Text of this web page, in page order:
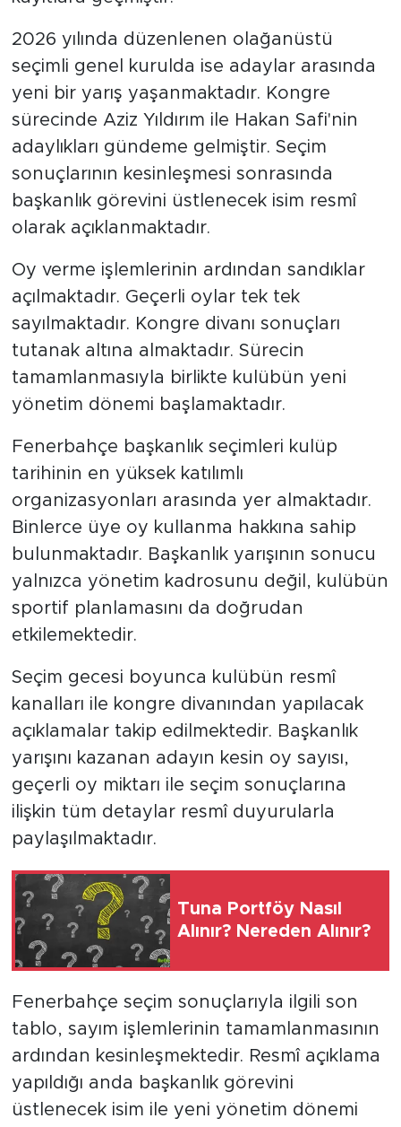
2026 yılında düzenlenen olağanüstü
seçimli genel kurulda ise adaylar arasında
yeni bir yarış yaşanmaktadır. Kongre
sürecinde Aziz Yıldırım ile Hakan Safi'nin
adaylıkları gündeme gelmiştir. Seçim
sonuçlarının kesinleşmesi sonrasında
başkanlık görevini üstlenecek isim resmî
olarak açıklanmaktadır.
Oy verme işlemlerinin ardından sandıklar
açılmaktadır. Geçerli oylar tek tek
sayılmaktadır. Kongre divanı sonuçları
tutanak altına almaktadır. Sürecin
tamamlanmasıyla birlikte kulübün yeni
yönetim dönemi başlamaktadır.
Fenerbahçe başkanlık seçimleri kulüp
tarihinin en yüksek katılımlı
organizasyonları arasında yer almaktadır.
Binlerce üye oy kullanma hakkına sahip
bulunmaktadır. Başkanlık yarışının sonucu
yalnızca yönetim kadrosunu değil, kulübün
sportif planlamasını da doğrudan
etkilemektedir.
Seçim gecesi boyunca kulübün resmî
kanalları ile kongre divanından yapılacak
açıklamalar takip edilmektedir. Başkanlık
yarışını kazanan adayın kesin oy sayısı,
geçerli oy miktarı ile seçim sonuçlarına
ilişkin tüm detaylar resmî duyurularla
paylaşılmaktadır.
Tuna Portföy Nasıl
Alınır? Nereden Alınır?
Fenerbahçe seçim sonuçlarıyla ilgili son
tablo, sayım işlemlerinin tamamlanmasının
ardından kesinleşmektedir. Resmî açıklama
yapıldığı anda başkanlık görevini
üstlenecek isim ile yeni yönetim dönemi